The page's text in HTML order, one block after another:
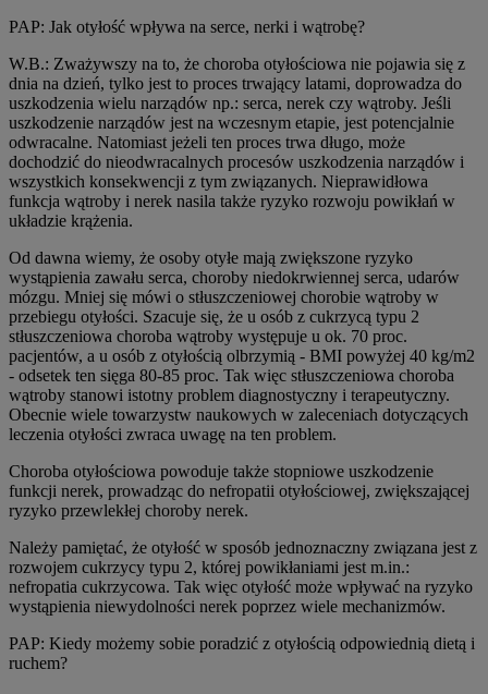
PAP: Jak otyłość wpływa na serce, nerki i wątrobę?
W.B.: Zważywszy na to, że choroba otyłościowa nie pojawia się z
dnia na dzień, tylko jest to proces trwający latami, doprowadza do
uszkodzenia wielu narządów np.: serca, nerek czy wątroby. Jeśli
uszkodzenie narządów jest na wczesnym etapie, jest potencjalnie
odwracalne. Natomiast jeżeli ten proces trwa długo, może
dochodzić do nieodwracalnych procesów uszkodzenia narządów i
wszystkich konsekwencji z tym związanych. Nieprawidłowa
funkcja wątroby i nerek nasila także ryzyko rozwoju powikłań w
układzie krążenia.
Od dawna wiemy, że osoby otyłe mają zwiększone ryzyko
wystąpienia zawału serca, choroby niedokrwiennej serca, udarów
mózgu. Mniej się mówi o stłuszczeniowej chorobie wątroby w
przebiegu otyłości. Szacuje się, że u osób z cukrzycą typu 2
stłuszczeniowa choroba wątroby występuje u ok. 70 proc.
pacjentów, a u osób z otyłością olbrzymią - BMI powyżej 40 kg/m2
- odsetek ten sięga 80-85 proc. Tak więc stłuszczeniowa choroba
wątroby stanowi istotny problem diagnostyczny i terapeutyczny.
Obecnie wiele towarzystw naukowych w zaleceniach dotyczących
leczenia otyłości zwraca uwagę na ten problem.
Choroba otyłościowa powoduje także stopniowe uszkodzenie
funkcji nerek, prowadząc do nefropatii otyłościowej, zwiększającej
ryzyko przewlekłej choroby nerek.
Należy pamiętać, że otyłość w sposób jednoznaczny związana jest z
rozwojem cukrzycy typu 2, której powikłaniami jest m.in.:
nefropatia cukrzycowa. Tak więc otyłość może wpływać na ryzyko
wystąpienia niewydolności nerek poprzez wiele mechanizmów.
PAP: Kiedy możemy sobie poradzić z otyłością odpowiednią dietą i
ruchem?